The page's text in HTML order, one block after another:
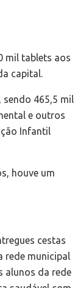
mil tablets aos
capital.
sendo 465,5 mil
e outros
Infantil
houve um
cestas
rede municipal
alunos da rede